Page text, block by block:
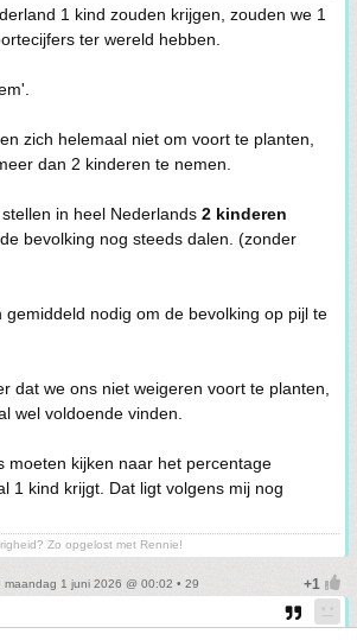
1 kind zouden krijgen, zouden we 1
ter wereld hebben.
zich helemaal niet om voort te planten,
dan 2 kinderen te nemen.
in heel Nederlands 2 kinderen
bevolking nog steeds dalen. (zonder
gemiddeld nodig om de bevolking op pijl te
dat we ons niet weigeren voort te planten,
wel voldoende vinden.
moeten kijken naar het percentage
1 kind krijgt. Dat ligt volgens mij nog
Zo opgelost met Rennie!
maandag 1 juni 2026 @ 00:02 • 29